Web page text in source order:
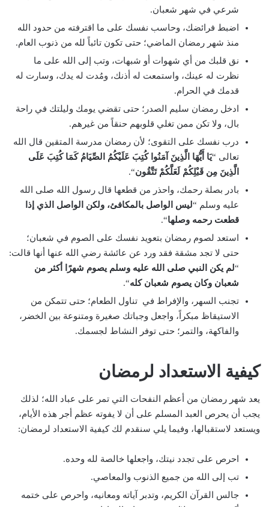
شرعي في شهر شعبان.
اضبط فرائضك، وحاسب نفسك على ما اقترفته من حدود الله
منذ شهر رمضان الماضي؛ حتى تكون تائباً لله من ذنوب العام.
نق قلبك من أي شهوات أو شبهات، وتب إلى الله على ما
نظرت له عينك، واستمعت له أذنك، ومُدت له يدك، وسارت له
قدمك في الحرام.
ادخل رمضان سليم الصدر؛ حتى تقضي يومك وليلتك في راحة
بال، ولا تكن ممن تغلي قلوبهم حنقاً من غيرهم.
درب نفسك على التقوى؛ لأن رمضان مدرسة المتقين قال الله
تعالى “يَا أَيُّهَا الَّذِينَ آمَنُوا كُتِبَ عَلَيْكُمُ الصِّيَامُ كَمَا كُتِبَ عَلَى
الَّذِينَ مِن قَبْلِكُمْ لَعَلَّكُمْ تَتَّقُون“.
بادر بصلة رحمك، واحذر من قطعها قال رسول الله صلى الله
عليه وسلم “ليس الواصل بالمكافئ، ولكن الواصل الذي إذا
قطعت رحمه وصلها“.
استعد لصوم رمضان بتعويد نفسك على الصوم في شعبان؛
حتى لا تجد مشقة فقد ورد عن عائشة رضي الله عنها أنها قالت:
“لم يكن النبي صلى الله عليه وسلم يصوم شهرًا أكثر من
شعبان وكان يصوم شعبان كله“.
تجنب السهر، والإفراط في تناول الطعام؛ حتى تتمكن من
الاستيقاظ مبكراً، واجعل وجباتك صغيرة ومتنوعة بين الخضر،
والفاكهة، والتمر؛ حتى توفر النشاط لجسمك.
كيفية الاستعداد لرمضان
يعد شهر رمضان من أعظم النفحات التي تمر على عباد الله؛ لذلك
يجب أن يحرص العبد المسلم على أن لا يفوته عظم أجر هذه الأيام،
ويستعد لاستقبالها، وفيما يلي سنقدم لك كيفية الاستعداد لرمضان:
احرص على تجدد نيتك، واجعلها خالصة لله وحده.
تب إلى الله من جميع الذنوب والمعاصي.
جالس القرآن الكريم، وتدبر آياته ومعانيه، واحرص على ختمه